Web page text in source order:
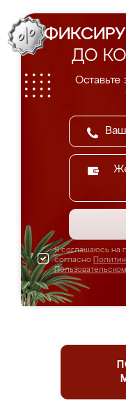
ДО
Оставьте
Я соглашаюсь на
согласно